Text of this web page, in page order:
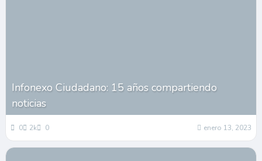
Infonexo Ciudadano: 15 años compartiendo
noticias
0 2k 0 enero 13, 2023